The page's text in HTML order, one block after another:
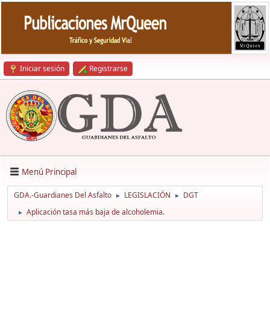
Iniciar sesión Registrarse
Menú Principal
GDA.-Guardianes Del Asfalto ► LEGISLACIÓN ► DGT
► Aplicación tasa más baja de alcoholemia.